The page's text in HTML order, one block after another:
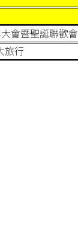
會暨聖誕聯歡會
旅行